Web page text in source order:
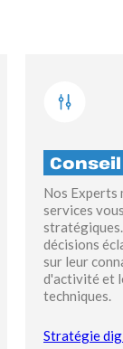
Nos Experts
services
décisions
sur leur
d'activité et
techniques.
Stratégie